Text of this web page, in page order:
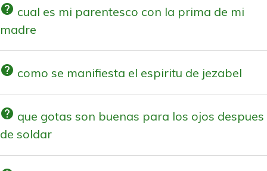
help cual es mi parentesco con la prima de mi
madre
help como se manifiesta el espiritu de jezabel
help que gotas son buenas para los ojos despues
de soldar